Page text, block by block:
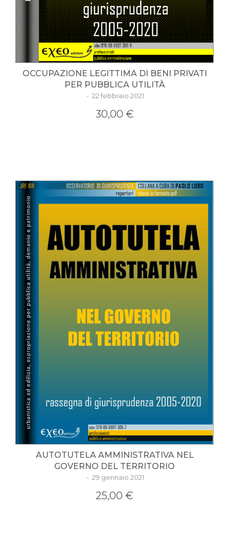
OCCUPAZIONE LEGITTIMA DI BENI PRIVATI
PER PUBBLICA UTILITÀ
- 22 febbraio 2021
30,00 €
AUTOTUTELA AMMINISTRATIVA NEL
GOVERNO DEL TERRITORIO
- 29 gennaio 2021
25,00 €